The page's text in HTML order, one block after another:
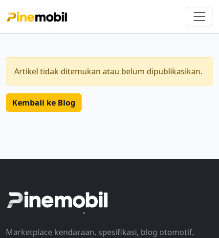
Artikel tidak ditemukan atau belum dipublikasikan.
Kembali ke Blog
Marketplace kendaraan, spesifikasi, blog otomotif,